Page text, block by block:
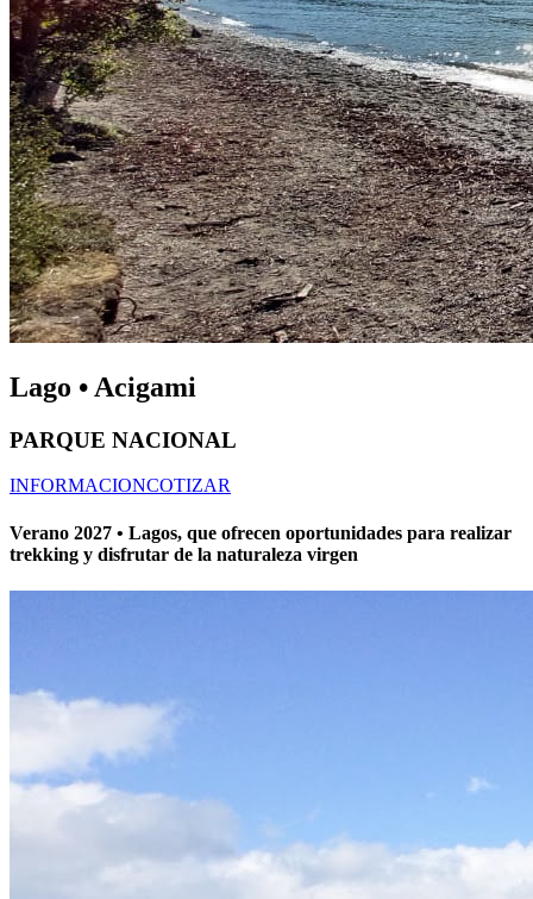
Lago • Acigami
PARQUE NACIONAL
INFORMACIONCOTIZAR
Verano 2027 • Lagos, que ofrecen oportunidades para realizar
trekking y disfrutar de la naturaleza virgen